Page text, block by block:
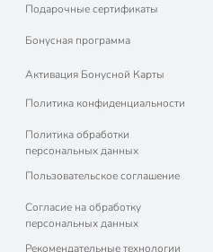
Подарочные сертификаты
Бонусная программа
Активация Бонусной Карты
Политика конфиденциальности
Политика обработки
персональных данных
Пользовательское соглашение
Согласие на обработку
персональных данных
Рекомендательные технологии